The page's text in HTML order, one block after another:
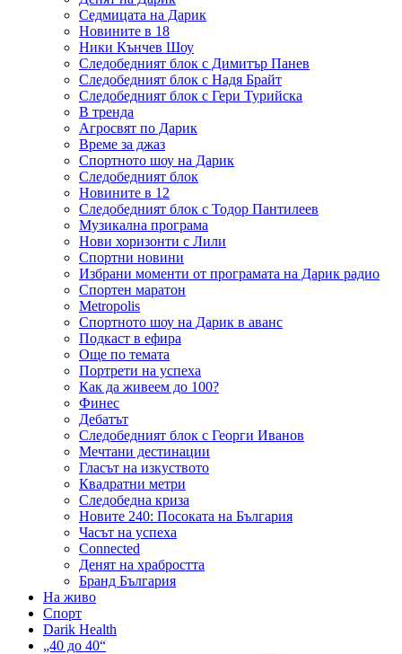
Седмицата на Дарик
Новините в 18
Ники Кънчев Шоу
Следобедният блок с Димитър Панев
Следобедният блок с Надя Брайт
Следобедният блок с Гери Турийска
В тренда
Агросвят по Дарик
Време за джаз
Спортното шоу на Дарик
Следобедният блок
Новините в 12
Следобедният блок с Тодор Пантилеев
Музикална програма
Нови хоризонти с Лили
Спортни новини
Избрани моменти от програмата на Дарик радио
Спортен маратон
Metropolis
Спортното шоу на Дарик в аванс
Подкаст в ефира
Още по темата
Портрети на успеха
Как да живеем до 100?
Финес
Дебатът
Следобедният блок с Георги Иванов
Мечтани дестинации
Гласът на изкуството
Квадратни метри
Следобедна криза
Новите 240: Посоката на България
Часът на успеха
Connected
Денят на храбростта
Бранд България
На живо
Спорт
Darik Health
„40 до 40“